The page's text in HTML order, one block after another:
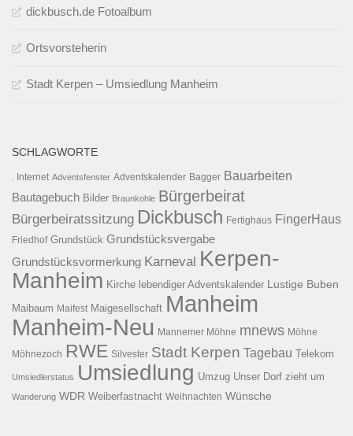
dickbusch.de Fotoalbum
Ortsvorsteherin
Stadt Kerpen – Umsiedlung Manheim
SCHLAGWORTE
. Internet Adventsfenster Adventskalender Bagger Bauarbeiten
Bautagebuch Bilder Braunkohle Bürgerbeirat
Bürgerbeiratssitzung Dickbusch Fertighaus FingerHaus
Friedhof Grundstück Grundstücksvergabe
Grundstücksvormerkung Karneval Kerpen-
Manheim Kirche lebendiger Adventskalender Lustige Buben
Maibaum Maifest Maigesellschaft Manheim
Manheim-Neu Mannemer Möhne mnews Möhne
Möhnezoch RWE Silvester Stadt Kerpen Tagebau Telekom
Umsiedlerstatus Umsiedlung Umzug Unser Dorf zieht um
Wanderung WDR Weiberfastnacht Weihnachten Wünsche